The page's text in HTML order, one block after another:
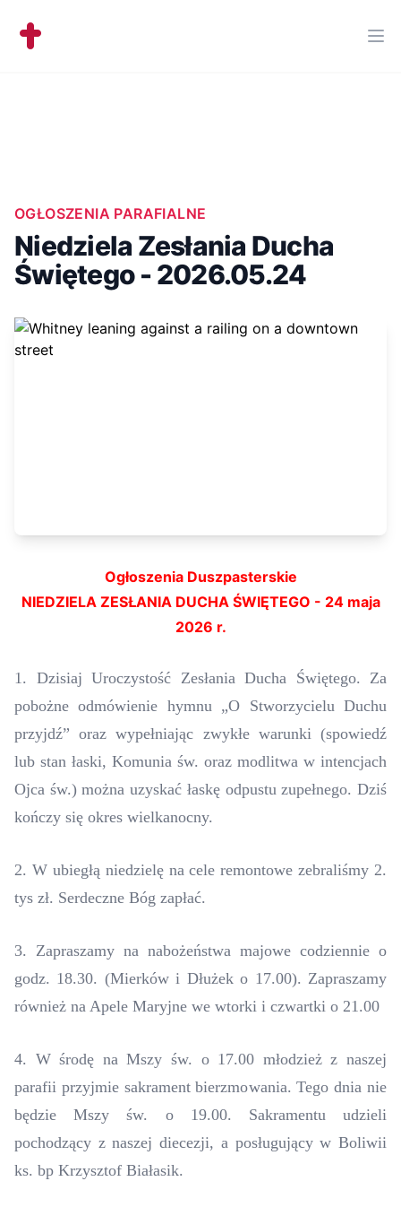
Workflow
OGŁOSZENIA PARAFIALNE
Niedziela Zesłania Ducha
Świętego - 2026.05.24
Ogłoszenia Duszpasterskie
NIEDZIELA ZESŁANIA DUCHA ŚWIĘTEGO - 24 maja
2026 r.
1. Dzisiaj Uroczystość Zesłania Ducha Świętego. Za
pobożne odmówienie hymnu „O Stworzycielu Duchu
przyjdź” oraz wypełniając zwykłe warunki (spowiedź
lub stan łaski, Komunia św. oraz modlitwa w intencjach
Ojca św.) można uzyskać łaskę odpustu zupełnego. Dziś
kończy się okres wielkanocny.
2. W ubiegłą niedzielę na cele remontowe zebraliśmy 2.
tys zł. Serdeczne Bóg zapłać.
3. Zapraszamy na nabożeństwa majowe codziennie o
godz. 18.30. (Mierków i Dłużek o 17.00). Zapraszamy
również na Apele Maryjne we wtorki i czwartki o 21.00
4. W środę na Mszy św. o 17.00 młodzież z naszej
parafii przyjmie sakrament bierzmowania. Tego dnia nie
będzie Mszy św. o 19.00. Sakramentu udzieli
pochodzący z naszej diecezji, a posługujący w Boliwii
ks. bp Krzysztof Białasik.